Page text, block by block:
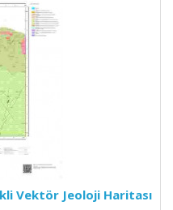
Vektör Jeoloji Haritası